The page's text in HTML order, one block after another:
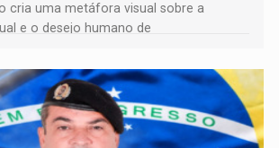
cria uma metáfora visual sobre a
e o desejo humano de